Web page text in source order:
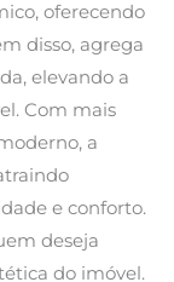
oferecendo
disso, agrega
elevando a
Com mais
a
e conforto.
deseja
do imóvel.